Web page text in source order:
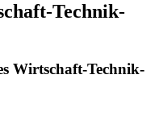
Technik-
Wirtschaft-Technik-